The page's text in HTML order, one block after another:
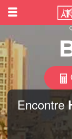
Encontre